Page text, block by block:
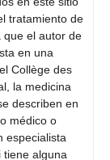
tratamiento de
que el autor de
en una
Collège des
la medicina
describen en
médico o
especialista
tiene alguna